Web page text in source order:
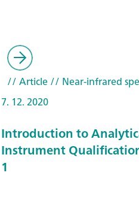
// Article// Near-infrared
7. 12. 2020
Introduction to
Instrument
1